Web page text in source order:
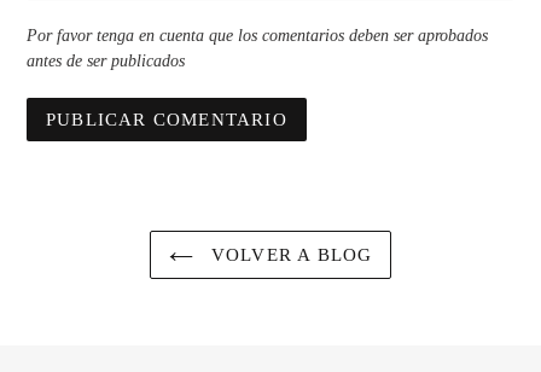
Por favor tenga en cuenta que los comentarios deben ser aprobados
antes de ser publicados
VOLVER A BLOG